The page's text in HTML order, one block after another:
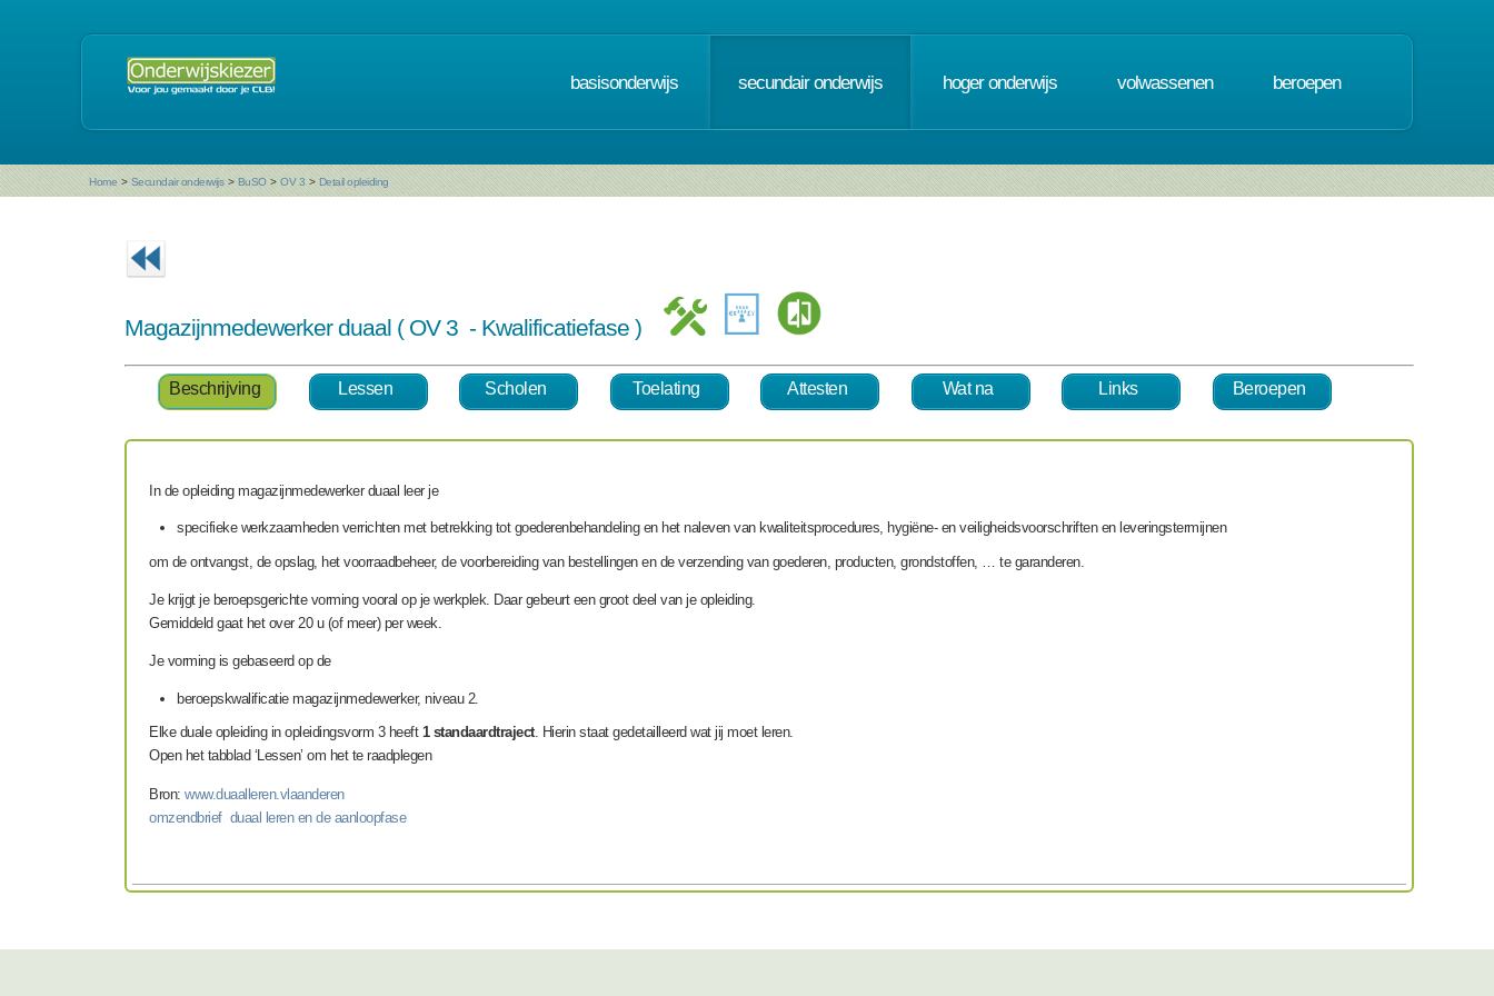
basisonderwijs secundair onderwijs hoger onderwijs volwassenen beroepen
Home > Secundair onderwijs > BuSO > OV 3 > Detail opleiding
Magazijnmedewerker duaal ( OV 3 - Kwalificatiefase )
Beschrijving Lessen Scholen Toelating Attesten Wat na Links Beroepen
In de opleiding magazijnmedewerker duaal leer je
specifieke werkzaamheden verrichten met betrekking tot goederenbehandeling en het naleven van kwaliteitsprocedures, hygiëne- en veiligheidsvoorschriften en leveringstermijnen
om de ontvangst, de opslag, het voorraadbeheer, de voorbereiding van bestellingen en de verzending van goederen, producten, grondstoffen, … te garanderen.
Je krijgt je beroepsgerichte vorming vooral op je werkplek. Daar gebeurt een groot deel van je opleiding.
Gemiddeld gaat het over 20 u (of meer) per week.
Je vorming is gebaseerd op de
beroepskwalificatie magazijnmedewerker, niveau 2.
Elke duale opleiding in opleidingsvorm 3 heeft 1 standaardtraject. Hierin staat gedetailleerd wat jij moet leren.
Open het tabblad ‘Lessen’ om het te raadplegen
Bron: www.duaalleren.vlaanderen
omzendbrief duaal leren en de aanloopfase